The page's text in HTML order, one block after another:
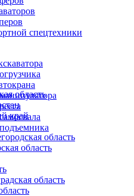
спецтехники
область
край
область
область
область